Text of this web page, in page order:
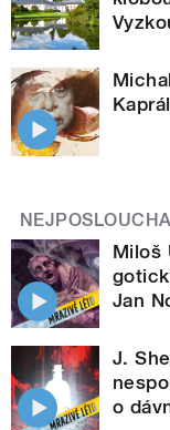
Miloš
Jan
J.
o